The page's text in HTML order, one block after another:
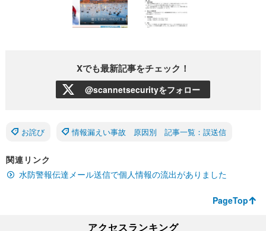
Xでも最新記事をチェック！
@scannetsecurityをフォロー
お詫び 情報漏えい事故 原因別 記事一覧：誤送信
関連リンク
水防警報伝達メール送信で個人情報の流出がありました
PageTop
アクセスランキング